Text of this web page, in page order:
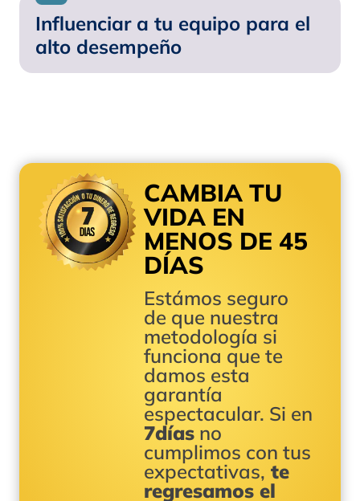
​Influenciar a tu equipo para el
alto desempeño
CAMBIA TU
VIDA EN
MENOS DE 45
DÍAS
Estámos seguro
de que nuestra
metodología si
funciona que te
damos esta
garantía
espectacular. Si en
7díasno
cumplimos con tus
expectativas, te
regresamos el